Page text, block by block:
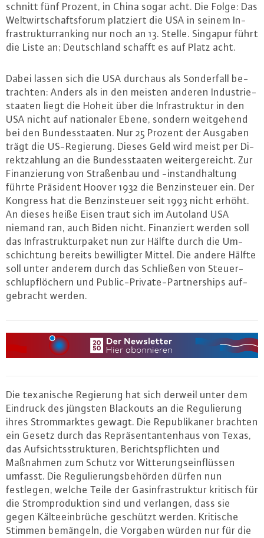
schnitt fünf Prozent, in China sogar acht. Die Folge: Das
Welt­wirt­schafts­fo­rum platziert die USA in seinem In­
fra­struk­tur­ran­king nur noch an 13. Stelle. Singapur führt
die Liste an; Deutsch­land schafft es auf Platz acht.
Dabei lassen sich die USA durchaus als Son­der­fall be­
trach­ten: Anders als in den meisten anderen In­dus­trie­
staa­ten liegt die Hoheit über die In­fra­struk­tur in den
USA nicht auf na­tio­na­ler Ebene, sondern weit­ge­hend
bei den Bun­des­staa­ten. Nur 25 Prozent der Ausgaben
trägt die US-Re­gie­rung. Dieses Geld wird meist per Di­
rekt­zah­lung an die Bun­des­staa­ten wei­ter­ge­reicht. Zur
Fi­nan­zie­rung von Stra­ßen­bau und -in­stand­hal­tung
führte Präsident Hoover 1932 die Ben­zin­steu­er ein. Der
Kongress hat die Ben­zin­steu­er seit 1993 nicht erhöht.
An dieses heiße Eisen traut sich im Autoland USA
niemand ran, auch Biden nicht. Fi­nan­ziert werden soll
das In­fra­struk­tur­pa­ket nun zur Hälfte durch die Um­
schich­tung bereits be­wil­lig­ter Mittel. Die andere Hälfte
soll unter anderem durch das Schließen von Steu­er­
schlupf­lö­chern und Pu­blic-Pri­va­te-Part­nerships auf­
ge­bracht werden.
Die te­xa­ni­sche Regierung hat sich derweil unter dem
Eindruck des jüngsten Blackouts an die Re­gu­lie­rung
ihres Strom­mark­tes gewagt. Die Re­pu­bli­ka­ner brachten
ein Gesetz durch das Re­prä­sen­tan­ten­haus von Texas,
das Auf­sichts­struk­tu­ren, Be­richts­pflich­ten und
Maßnahmen zum Schutz vor Wit­te­rungs­ein­flüs­sen
umfasst. Die Re­gu­lie­rungs­be­hör­den dürfen nun
festlegen, welche Teile der Gas­in­fra­struk­tur kritisch für
die Strom­pro­duk­ti­on sind und verlangen, dass sie
gegen Käl­te­ein­brü­che geschützt werden. Kritische
Stimmen bemängeln, die Vorgaben würden nur für die